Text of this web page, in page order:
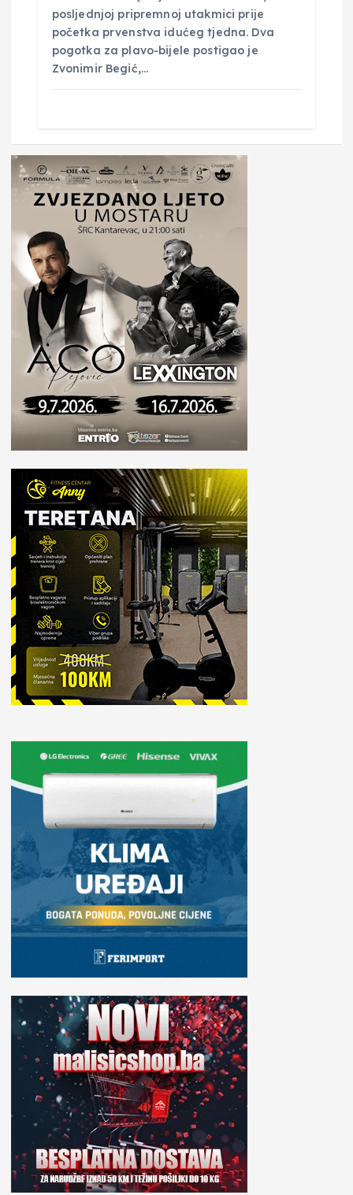
posljednjoj pripremnoj utakmici prije
početka prvenstva idućeg tjedna. Dva
pogotka za plavo-bijele postigao je
Zvonimir Begić,…